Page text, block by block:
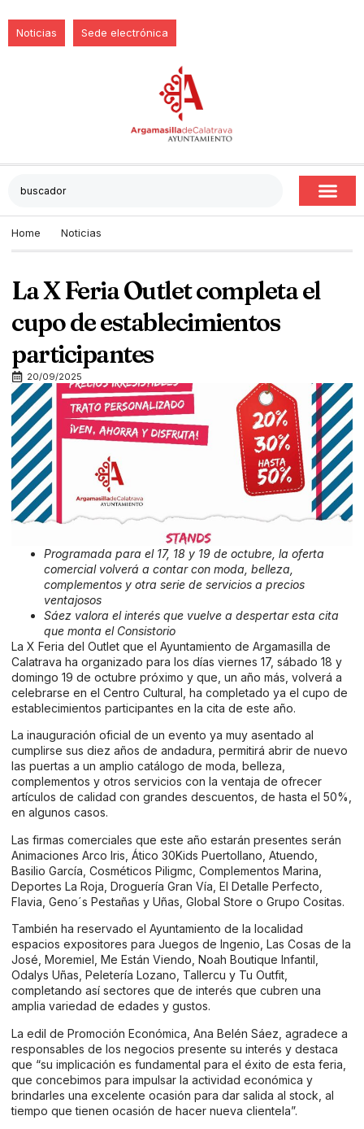
Noticias Sede electrónica
Home Noticias
La X Feria Outlet completa el
cupo de establecimientos
participantes
20/09/2025
Programada para el 17, 18 y 19 de octubre, la oferta
comercial volverá a contar con moda, belleza,
complementos y otra serie de servicios a precios
ventajosos
Sáez valora el interés que vuelve a despertar esta cita
que monta el Consistorio
La X Feria del Outlet que el Ayuntamiento de Argamasilla de
Calatrava ha organizado para los días viernes 17, sábado 18 y
domingo 19 de octubre próximo y que, un año más, volverá a
celebrarse en el Centro Cultural, ha completado ya el cupo de
establecimientos participantes en la cita de este año.
La inauguración oficial de un evento ya muy asentado al
cumplirse sus diez años de andadura, permitirá abrir de nuevo
las puertas a un amplio catálogo de moda, belleza,
complementos y otros servicios con la ventaja de ofrecer
artículos de calidad con grandes descuentos, de hasta el 50%,
en algunos casos.
Las firmas comerciales que este año estarán presentes serán
Animaciones Arco Iris, Ático 30Kids Puertollano, Atuendo,
Basilio García, Cosméticos Piligmc, Complementos Marina,
Deportes La Roja, Droguería Gran Vía, El Detalle Perfecto,
Flavia, Geno´s Pestañas y Uñas, Global Store o Grupo Cositas.
También ha reservado el Ayuntamiento de la localidad
espacios expositores para Juegos de Ingenio, Las Cosas de la
José, Moremiel, Me Están Viendo, Noah Boutique Infantil,
Odalys Uñas, Peletería Lozano, Tallercu y Tu Outfit,
completando así sectores que de interés que cubren una
amplia variedad de edades y gustos.
La edil de Promoción Económica, Ana Belén Sáez, agradece a
responsables de los negocios presente su interés y destaca
que “su implicación es fundamental para el éxito de esta feria,
que concebimos para impulsar la actividad económica y
brindarles una excelente ocasión para dar salida al stock, al
tiempo que tienen ocasión de hacer nueva clientela”.